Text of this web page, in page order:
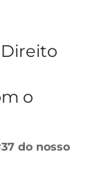
o
do nosso